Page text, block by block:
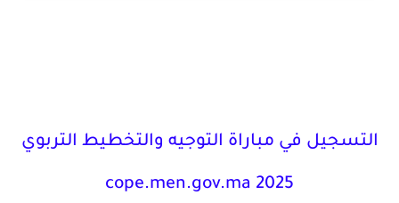
التسجيل في مباراة التوجيه والتخطيط التربوي
2025
cope.men.gov.ma